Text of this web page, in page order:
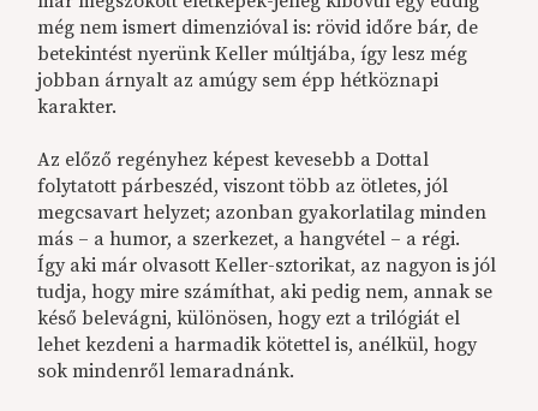
még nem ismert dimenzióval is: rövid időre bár, de
betekintést nyerünk Keller múltjába, így lesz még
jobban árnyalt az amúgy sem épp hétköznapi
karakter.
Az előző regényhez képest kevesebb a Dottal
folytatott párbeszéd, viszont több az ötletes, jól
megcsavart helyzet; azonban gyakorlatilag minden
más – a humor, a szerkezet, a hangvétel – a régi.
Így aki már olvasott Keller-sztorikat, az nagyon is jól
tudja, hogy mire számíthat, aki pedig nem, annak se
késő belevágni, különösen, hogy ezt a trilógiát el
lehet kezdeni a harmadik kötettel is, anélkül, hogy
sok mindenről lemaradnánk.